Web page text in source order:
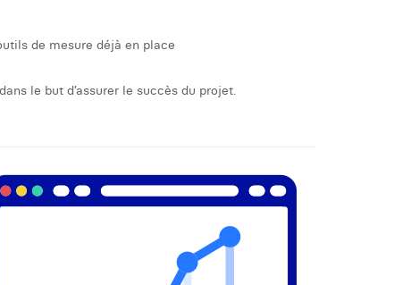
de mesure déjà en place
le but d’assurer le succès du projet.